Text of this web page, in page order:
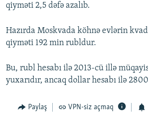
qiyməti 2,5 dəfə azalıb.
Hazırda Moskvada köhnə evlərin
qiyməti 192 min rubldur.
Bu, rubl hesabı ilə 2013-cü illə
yuxarıdır, ancaq dollar hesabı ilə
Paylaş VPN-siz açmaq